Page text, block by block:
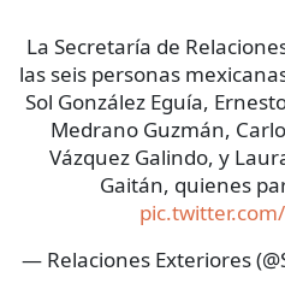
La Secretaría de
las seis personas
Sol González Eguía,
Medrano Guzmán,
Vázquez Galindo, y
Gaitán, quienes
— Relaciones Exteriores